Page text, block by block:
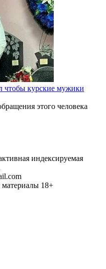
чтобы курские мужики
этого человека
индексируемая
18+